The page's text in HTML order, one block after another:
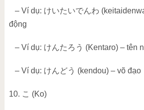
– Ví dụ: けいたいでんわ
động
– Ví dụ: けんたろう (Kentaro) – tên
– Ví dụ: けんどう (kendou) – võ đạo
10. こ (Ko)